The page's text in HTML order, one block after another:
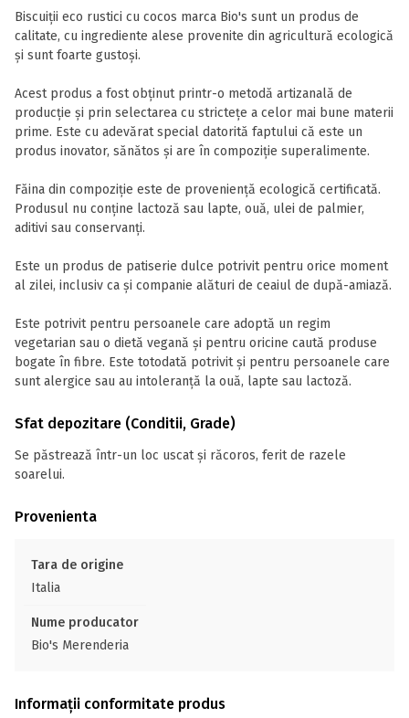
Biscuiții eco rustici cu cocos marca Bio's sunt un produs de
calitate, cu ingrediente alese provenite din agricultură ecologică
și sunt foarte gustoși.
Acest produs a fost obținut printr-o metodă artizanală de
producție și prin selectarea cu strictețe a celor mai bune materii
prime. Este cu adevărat special datorită faptului că este un
produs inovator, sănătos și are în compoziție superalimente.
Făina din compoziție este de proveniență ecologică certificată.
Produsul nu conține lactoză sau lapte, ouă, ulei de palmier,
aditivi sau conservanți.
Este un produs de patiserie dulce potrivit pentru orice moment
al zilei, inclusiv ca și companie alături de ceaiul de după-amiază.
Este potrivit pentru persoanele care adoptă un regim
vegetarian sau o dietă vegană și pentru oricine caută produse
bogate în fibre. Este totodată potrivit și pentru persoanele care
sunt alergice sau au intoleranță la ouă, lapte sau lactoză.
Sfat depozitare (Conditii, Grade)
Se păstrează într-un loc uscat și răcoros, ferit de razele
soarelui.
Provenienta
Tara de origine
Italia
Nume producator
Bio's Merenderia
Informații conformitate produs